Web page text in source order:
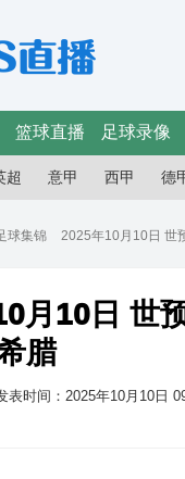
篮球直播 足球录像
超 意甲 西甲 德
球集锦 2025年10月10日 世
月10日 世
腊
表时间：2025年10月10日